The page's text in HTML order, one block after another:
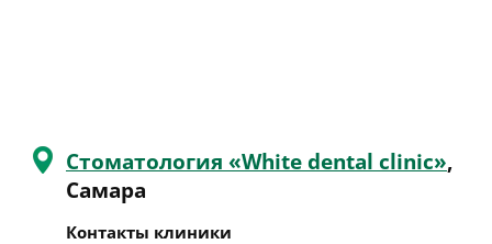
Стоматология «White dental clinic»,
Самара
Контакты клиники